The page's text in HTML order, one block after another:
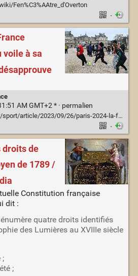
Fen%C3%AAtre_d'Overton
·
voile à sa
AM GMT+2 * · permalien
la-france-interdira-le-port-du-voile-a-sa-delegation-l-onu-desapprouve_6191120_3242.html
·
droits de
de 1789 /
Constitution française
dit :
énumère quatre droits identifiés
des Lumières au XVIIIe siècle
;
;